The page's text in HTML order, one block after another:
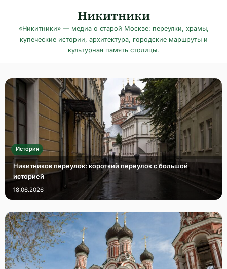
content
Никитники
«Никитники» — медиа о старой Москве: переулки, храмы,
купеческие истории, архитектура, городские маршруты и
культурная память столицы.
История
Никитников переулок: короткий переулок с большой
историей
18.06.2026